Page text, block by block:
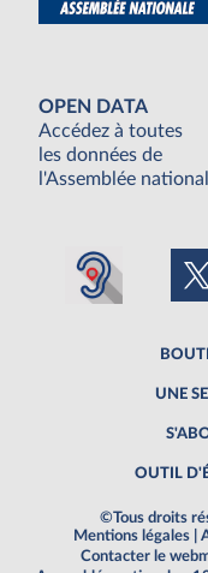
OPEN DATA
Accédez à toutes
les données de
l'Assemblée
UNE
OUTIL
©Tous droits
Mentions légales
Contacter le